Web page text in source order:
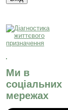
Ми в
соціальних
мережах